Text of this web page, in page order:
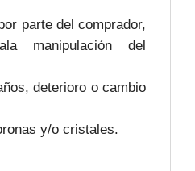
parte del comprador,
manipulación del
deterioro o cambio
y/o cristales.